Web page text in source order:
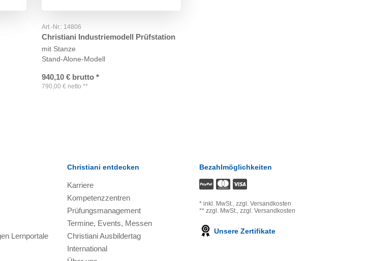
Art.-Nr.: 14806
Christiani Industriemodell Prüfstation
mit Stanze
Stand-Alone-Modell
940,10 € brutto *
790,00 € netto **
Lernportale
Christiani entdecken
Karriere
Kompetenzzentren
Prüfungsmanagement
Termine, Events, Messen
Christiani Ausbildertag
International
Bezahlmöglichkeiten
* inkl. MwSt., zzgl. Versandkosten
** zzgl. MwSt., zzgl. Versandkosten
Unsere Zertifikate